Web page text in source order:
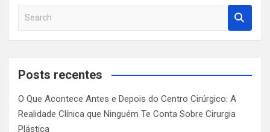
a
c
Posts recentes
O Que Acontece Antes e Depois do Centro Cirúrgico: A
Realidade Clínica que Ninguém Te Conta Sobre Cirurgia
Plástica